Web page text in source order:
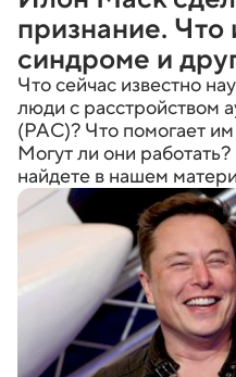
признание. Что
синдроме и
Что сейчас известно
люди с расстройством
(РАС)? Что помогает им
Могут ли они
найдете в нашем